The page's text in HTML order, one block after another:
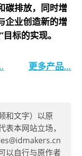
碳排放，同时增
企业创造新的增
标的实现。
更多产品…
和文字）以原
本网站立场，
以自行与原作者